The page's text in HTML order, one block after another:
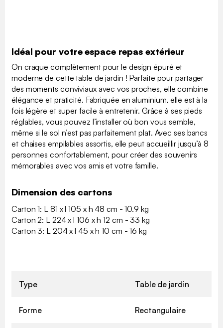
Idéal pour votre espace repas extérieur
On craque complètement pour le design épuré et
moderne de cette table de jardin ! Parfaite pour partager
des moments conviviaux avec vos proches, elle combine
élégance et praticité. Fabriquée en aluminium, elle est à la
fois légère et super facile à entretenir. Grâce à ses pieds
réglables, vous pouvez l’installer où bon vous semble,
même si le sol n’est pas parfaitement plat. Avec ses bancs
et chaises empilables assortis, elle peut accueillir jusqu’à 8
personnes confortablement, pour créer des souvenirs
mémorables avec vos amis et votre famille.
Dimension des cartons
Carton 1: L 81 x l 105 x h 48 cm - 10.9 kg
Carton 2: L 224 x l 106 x h 12 cm - 33 kg
Carton 3: L 204 x l 45 x h 10 cm - 16 kg
Type Table de jardin
Forme Rectangulaire